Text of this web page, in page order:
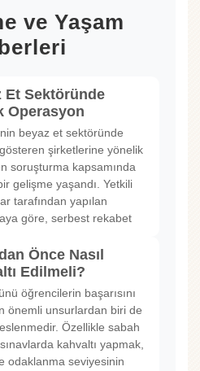
ve Yaşam
Et Sektöründe
Operasyon
beyaz et sektöründe
şirketlerine yönelik
soruşturma kapsamında
gelişme yaşandı. Yetkili
tarafından yapılan
göre, serbest rekabet
Önce Nasıl
Edilmeli?
öğrencilerin başarısını
önemli unsurlardan biri de
Özellikle sabah
kahvaltı yapmak,
odaklanma seviyesinin